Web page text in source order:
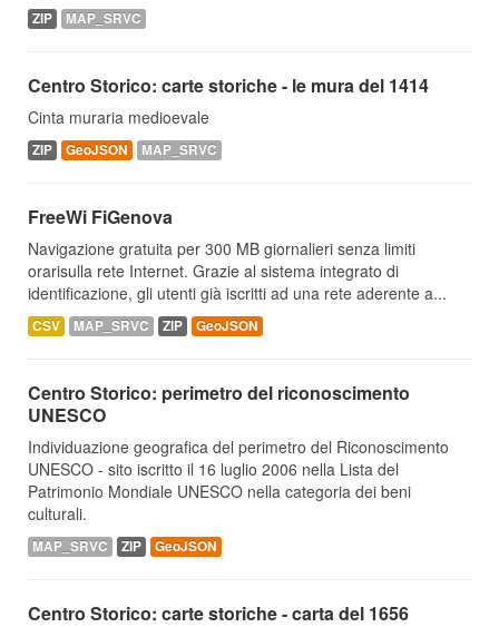
ZIP MAP_SRVC
Centro Storico: carte storiche - le mura del 1414
Cinta muraria medioevale
ZIP GeoJSON MAP_SRVC
FreeWi FiGenova
Navigazione gratuita per 300 MB giornalieri senza limiti
orarisulla rete Internet. Grazie al sistema integrato di
identificazione, gli utenti già iscritti ad una rete aderente a...
CSV MAP_SRVC ZIP GeoJSON
Centro Storico: perimetro del riconoscimento
UNESCO
Individuazione geografica del perimetro del Riconoscimento
UNESCO - sito iscritto il 16 luglio 2006 nella Lista del
Patrimonio Mondiale UNESCO nella categoria dei beni
culturali.
MAP_SRVC ZIP GeoJSON
Centro Storico: carte storiche - carta del 1656